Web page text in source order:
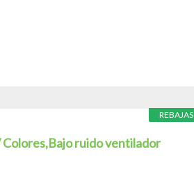
REBAJAS
ruido ventilador